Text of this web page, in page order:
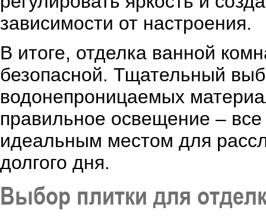
зависимости от настроения.
В итоге, отделка ванной
безопасной. Тщательный
водонепроницаемых
правильное освещение –
идеальным местом для
долгого дня.
Выбор плитки для